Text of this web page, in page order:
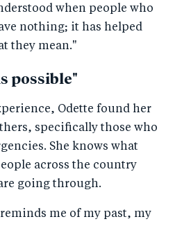
when people who
nothing; it has helped
they mean."
possible"
Odette found her
specifically those who
She knows what
across the country
going through.
me of my past, my